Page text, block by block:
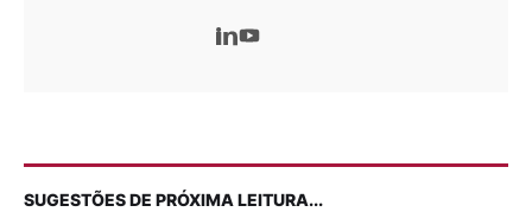
SUGESTÕES DE PRÓXIMA LEITURA...